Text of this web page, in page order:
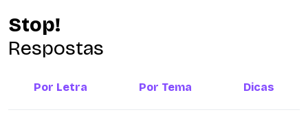
Stop!
Respostas
Por Letra Por Tema Dicas